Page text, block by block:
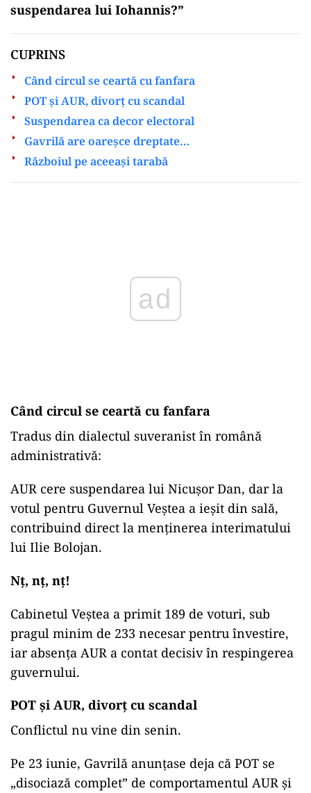
suspendarea lui Iohannis?”
CUPRINS
Când circul se ceartă cu fanfara
POT și AUR, divorț cu scandal
Suspendarea ca decor electoral
Gavrilă are oareșce dreptate…
Războiul pe aceeași tarabă
Când circul se ceartă cu fanfara
Tradus din dialectul suveranist în română
administrativă:
AUR cere suspendarea lui Nicușor Dan, dar la
votul pentru Guvernul Veștea a ieșit din sală,
contribuind direct la menținerea interimatului
lui Ilie Bolojan.
Nț, nț, nț!
Cabinetul Veștea a primit 189 de voturi, sub
pragul minim de 233 necesar pentru învestire,
iar absența AUR a contat decisiv în respingerea
guvernului.
POT și AUR, divorț cu scandal
Conflictul nu vine din senin.
Pe 23 iunie, Gavrilă anunțase deja că POT se
„disociază complet” de comportamentul AUR și